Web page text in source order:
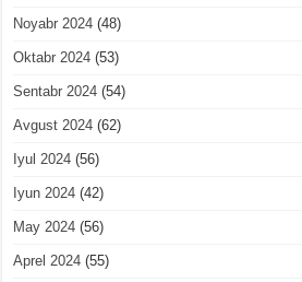
Noyabr 2024 (48)
Oktabr 2024 (53)
Sentabr 2024 (54)
Avgust 2024 (62)
Iyul 2024 (56)
Iyun 2024 (42)
May 2024 (56)
Aprel 2024 (55)